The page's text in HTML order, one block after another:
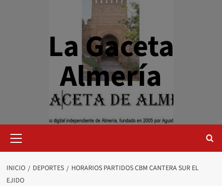
La Gaceta
Almería
primario
INICIO DEPORTES
HORARIOS PARTIDOS CBM CANTERA SUR EL
EJIDO